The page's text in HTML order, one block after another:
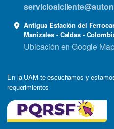
Antigua Estación del
Manizales - Caldas -
Ubicación en Google
En la UAM te escuchamos y
requerimientos